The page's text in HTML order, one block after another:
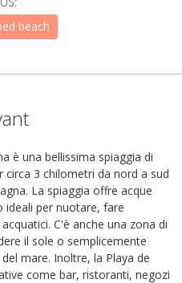
beach
è una bellissima spiaggia di
circa 3 chilometri da nord a sud
La spiaggia offre acque
ideali per nuotare, fare
C'è anche una zona di
il sole o semplicemente
mare. Inoltre, la Playa de
come bar, ristoranti, negozi